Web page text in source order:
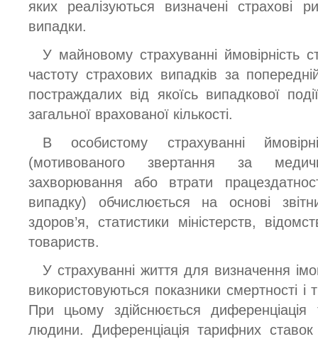
яких реалізуються визначені страхові
випадки.
У майновому страхуванні ймовірність
частоту страхових випадків за
постраждалих від якоїсь випадкової
загальної врахованої кількості.
В особистому страхуванні
(мотивованого звертання за
захворювання або втрати
випадку) обчислюється на основі
здоров’я, статистики міністерств,
товариств.
У страхуванні життя для визначення
використовуються показники смертності і
При цьому здійснюється
людини. Диференціація тарифних ставок